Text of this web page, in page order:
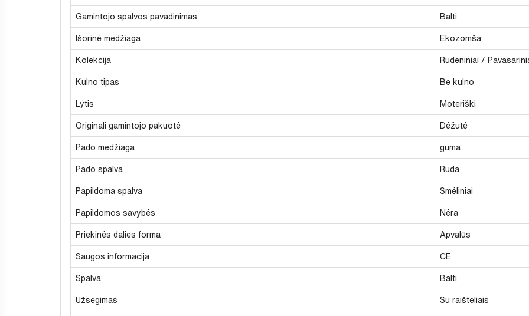
Gamintojo spalvos pavadinimas Balti
Išorinė medžiaga Ekozomša
Kolekcija Rudeniniai /
Kulno tipas Be kulno
Lytis Moteriški
Originali gamintojo pakuotė Dėžutė
Pado medžiaga guma
Pado spalva Ruda
Papildoma spalva Smėliniai
Papildomos savybės Nėra
Priekinės dalies forma Apvalūs
Saugos informacija CE
Spalva Balti
Užsegimas Su raišteliais